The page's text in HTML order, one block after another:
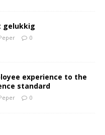
gelukkig
0
experience to the
standard
0